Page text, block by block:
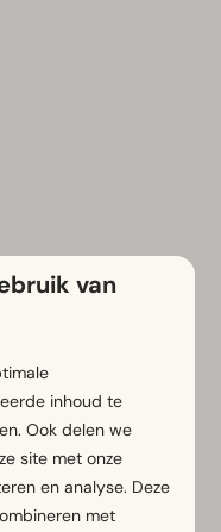
op
van
inhoud te
Ook delen we
site met onze
en analyse. Deze
met